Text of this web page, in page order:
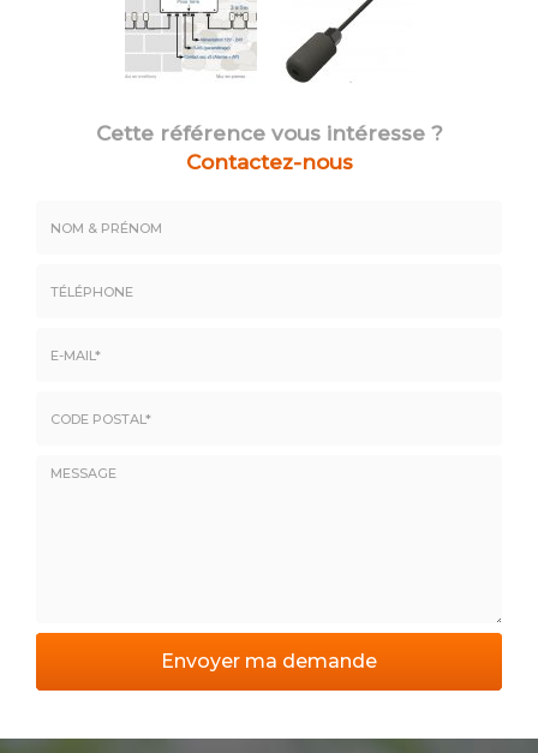
Cette référence vous intéresse ?
Contactez-nous
mail
Code
Envoyer ma demande